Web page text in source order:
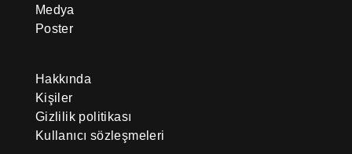
Medya
Poster
Hakkında
Kişiler
Gizlilik politikası
Kullanıcı sözleşmeleri